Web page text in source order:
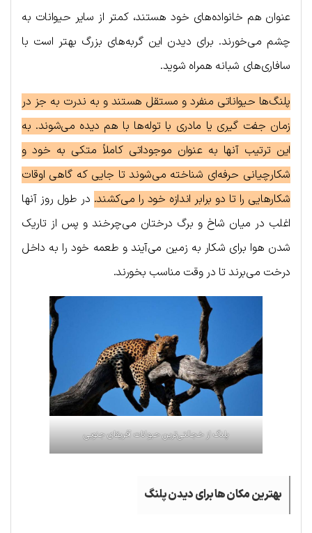
عنوان هم خانواده‌های خود هستند، کمتر از سایر حیوانات به
چشم می‌خورند. برای دیدن این گربه‌های بزرگ بهتر است با
سافاری‌های شبانه همراه شوید.
پلنگ‌ها حیواناتی منفرد و مستقل هستند و به ندرت به جز در
زمان جفت گیری یا مادری با توله‌ها با هم دیده می‌شوند. به
این ترتیب آنها به عنوان موجوداتی کاملاً متکی به خود و
شکارچیانی حرفه‌ای شناخته می‌شوند تا جایی که گاهی اوقات
شکارهایی را تا دو برابر اندازه خود را می‌کشند. در طول روز آنها
اغلب در میان شاخ و برگ درختان می‌چرخند و پس از تاریک
شدن هوا برای شکار به زمین می‌آیند و طعمه خود را به داخل
درخت می‌برند تا در وقت مناسب بخورند.
پلنگ از خجالتی‌ترین حیوانات آفریقای جنوبی
بهترین مکان ها برای دیدن پلنگ